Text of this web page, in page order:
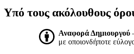
Υπό τους ακόλουθους
Αναφορά Δημιουργού
με οποιονδήποτε